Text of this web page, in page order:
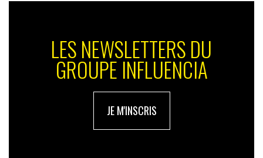
LES NEWSLETTERS DU
GROUPE INFLUENCIA
JE M'INSCRIS